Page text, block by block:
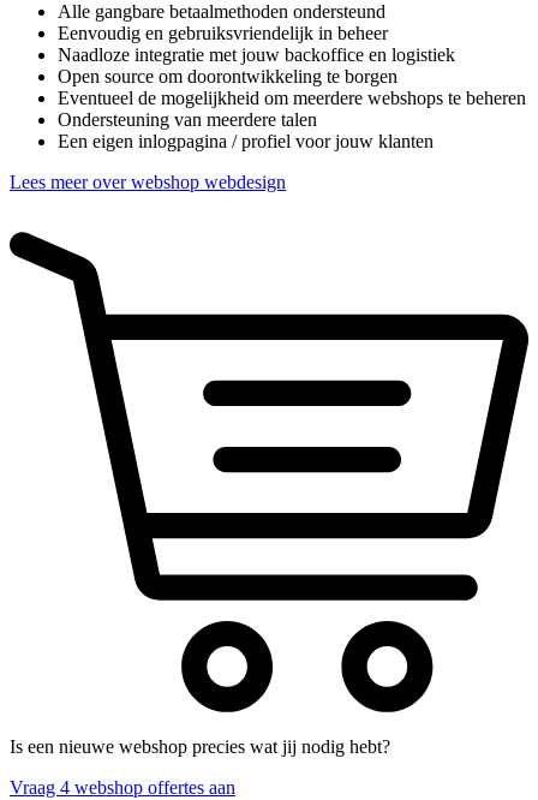
Alle gangbare betaalmethoden ondersteund
Eenvoudig en gebruiksvriendelijk in beheer
Naadloze integratie met jouw backoffice en logistiek
Open source om doorontwikkeling te borgen
Eventueel de mogelijkheid om meerdere webshops te beheren
Ondersteuning van meerdere talen
Een eigen inlogpagina / profiel voor jouw klanten
Lees meer over webshop webdesign
Is een nieuwe webshop precies wat jij nodig hebt?
Vraag 4 webshop offertes aan